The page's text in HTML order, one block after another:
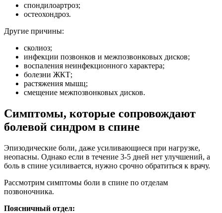
спондилоартроз;
остеохондроз.
Другие причины:
сколиоз;
инфекции позвонков и межпозвонковых дисков;
воспаления неинфекционного характера;
болезни ЖКТ;
растяжения мышц;
смещение межпозвонковых дисков.
Симптомы, которые сопровождают
болевой синдром в спине
Эпизодические боли, даже усиливающиеся при нагрузке,
неопасны. Однако если в течение 3-5 дней нет улучшений, а
боль в спине усиливается, нужно срочно обратиться к врачу.
Рассмотрим симптомы боли в спине по отделам
позвоночника.
Поясничный отдел: